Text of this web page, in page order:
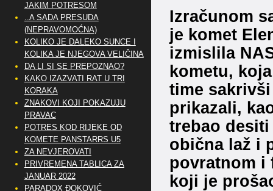
Izračunom
je komet
izmislila
kometu,
time
prikazali,
trebao
obična laž i
povratnom i
koji je
JAKIM POTRESOM
..A SADA PRESUDA
(NEPRAVOMOĆNA)
KOLIKO JE DALEKO SUNCE I
KOLIKA JE NJEGOVA VELIČINA
DA LI SI SE PREPOZNAO?
KAKO IZAZVATI RAT U TRI
KORAKA
ZNAKOVI KOJI POKAZUJU
PRAVAC
POTRES KOD RIJEKE OD
KOMETE PANSTARRS U5
ZA NEVJEROVATI
PRIVREMENA TABLICA ZA
JANUAR 2022
PARADOX ĐOKOVIĆ